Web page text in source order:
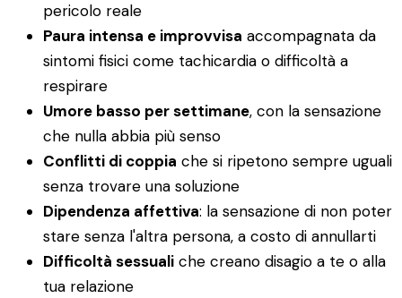
pericolo reale
Paura intensa e improvvisa accompagnata da
sintomi fisici come tachicardia o difficoltà a
respirare
Umore basso per settimane, con la sensazione
che nulla abbia più senso
Conflitti di coppia che si ripetono sempre uguali
senza trovare una soluzione
Dipendenza affettiva: la sensazione di non poter
stare senza l'altra persona, a costo di annullarti
Difficoltà sessuali che creano disagio a te o alla
tua relazione